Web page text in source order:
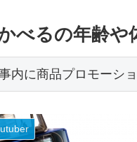
べるの年齢や
内に商品プロモーシ